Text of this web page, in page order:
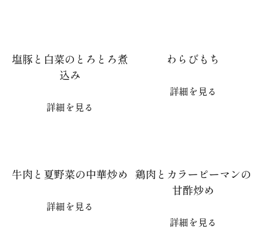
塩豚と白菜のとろとろ煮
込み
詳細を見る
わらびもち
詳細を見る
牛肉と夏野菜の中華炒め
詳細を見る
鶏肉とカラーピーマンの
甘酢炒め
詳細を見る